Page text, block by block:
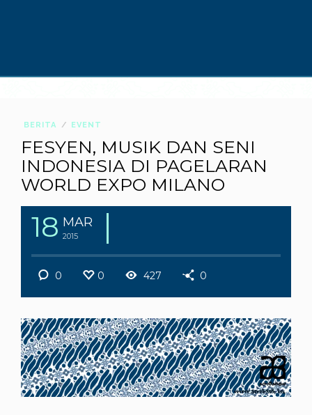
BERITA EVENT
FESYEN, MUSIK DAN SENI
INDONESIA DI PAGELARAN
WORLD EXPO MILANO
18 MAR
2015
0 0 427 0